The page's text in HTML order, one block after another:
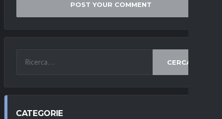
CERCA
CATEGORIE